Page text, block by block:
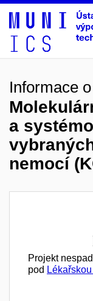
Informace
a
nemocí
Projekt
pod